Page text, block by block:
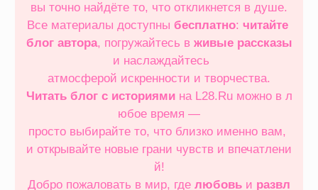
вы точно найдёте то, что откликнется в душе.
Все материалы доступны бесплатно: читайте
блог автора, погружайтесь в живые рассказы
и наслаждайтесь
атмосферой искренности и творчества.
Читать блог с историямина L28.Ru можно в л
юбое время —
просто выбирайте то, что близко именно вам,
и открывайте новые грани чувств и впечатлени
й!
Добро пожаловать в мир, где любовь и развл